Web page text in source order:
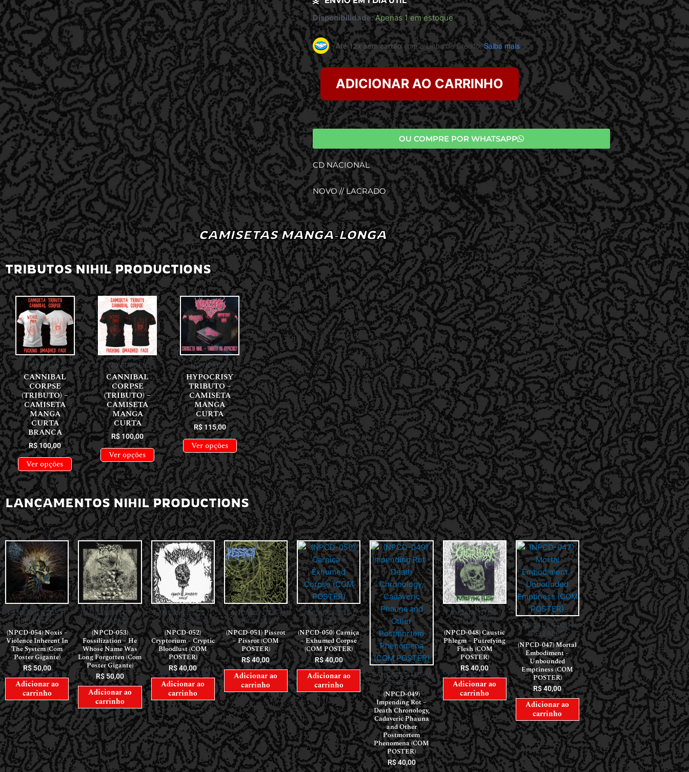
Disponibilidade: Apenas 1 em estoque
Até 12x sem cartãocom a Linha de Crédito. Saiba mais
ADICIONAR AO CARRINHO
OU COMPRE POR WHATSAPP
CD NACIONAL
NOVO // LACRADO
CAMISETAS MANGA-LONGA
TRIBUTOS NIHIL PRODUCTIONS
NOVIDADES
CANNIBAL
CORPSE
(TRIBUTO) –
CAMISETA
MANGA
CURTA
BRANCA
R$100,00
Ver opções
NOVIDADES
CANNIBAL
CORPSE
(TRIBUTO) –
CAMISETA
MANGA
CURTA
R$100,00
Ver opções
NOVIDADES
HYPOCRISY
TRIBUTO –
CAMISETA
MANGA
CURTA
R$115,00
Ver opções
LANÇAMENTOS NIHIL PRODUCTIONS
LANÇAMENTOS //
RELEASES
(NPCD-054) Noxis –
Violence Inherent In
The System (Com
Poster Gigante)
R$50,00
Adicionar ao
carrinho
LANÇAMENTOS //
RELEASES
(NPCD-053)
Fossilization – He
Whose Name Was
Long Forgotten (Com
Poster Gigante)
R$50,00
Adicionar ao
carrinho
LANÇAMENTOS //
RELEASES
(NPCD-052)
Cryptorium – Cryptic
Bloodlust (COM
POSTER)
R$40,00
Adicionar ao
carrinho
LANÇAMENTOS //
RELEASES
(NPCD-051) Pissrot
– Pissrot (COM
POSTER)
R$40,00
Adicionar ao
carrinho
LANÇAMENTOS //
RELEASES
(NPCD-050) Carniça
– Exhumed Corpse
(COM POSTER)
R$40,00
Adicionar ao
carrinho
LANÇAMENTOS //
RELEASES
(NPCD-049)
Impending Rot –
Death Chronology,
Cadaveric Phauna
and Other
Postmortem
Phenomena (COM
POSTER)
R$40,00
LANÇAMENTOS //
RELEASES
(NPCD-048) Caustic
Phlegm – Putrefying
Flesh (COM
POSTER)
R$40,00
Adicionar ao
carrinho
LANÇAMENTOS //
RELEASES
(NPCD-047) Mortal
Embodiment –
Unbounded
Emptiness (COM
POSTER)
R$40,00
Adicionar ao
carrinho